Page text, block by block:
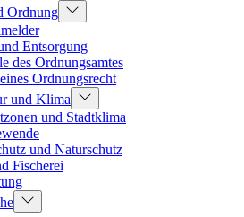
Ordnung
Entsorgung
des Ordnungsamtes
Ordnungsrecht
und Klima
und Stadtklima
und Naturschutz
Fischerei